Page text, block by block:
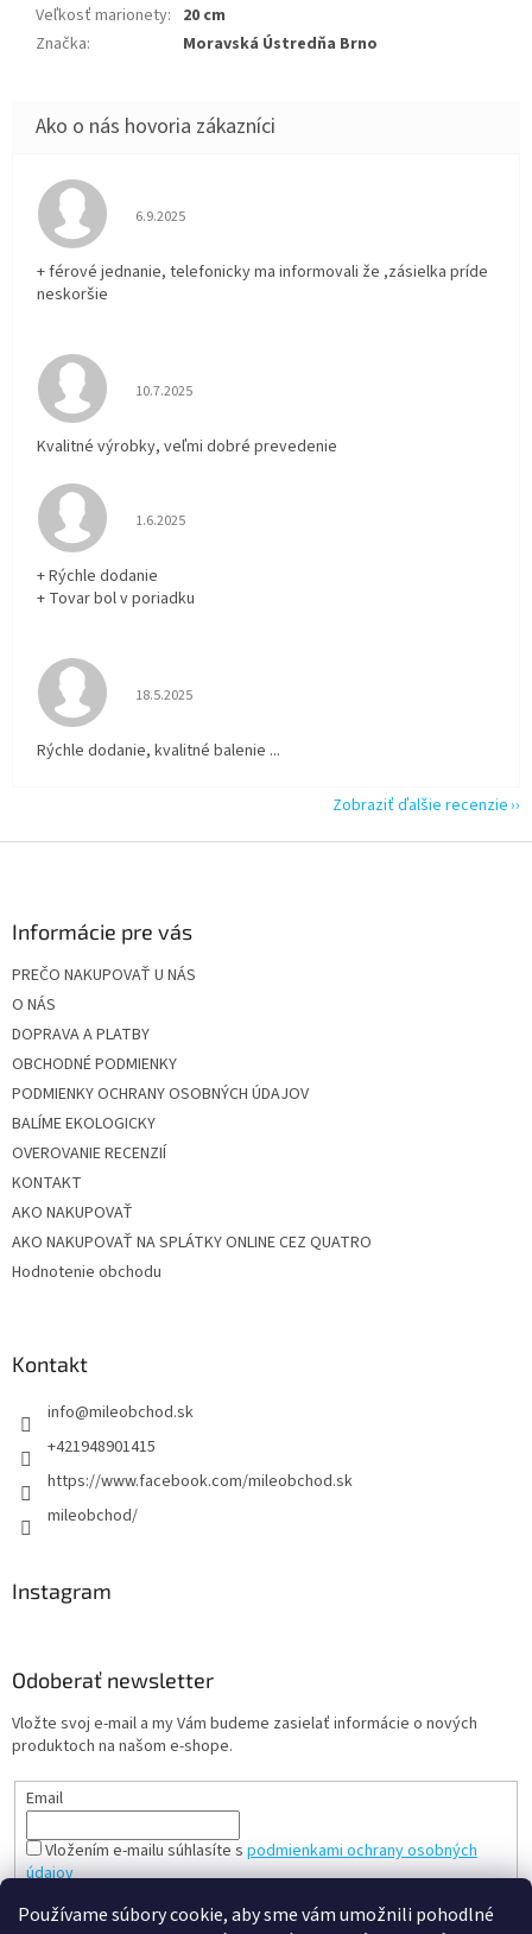
Používame súbory cookie, aby sme vám umožnili pohodlné
Veľkosť marionety: 20 cm
Značka: Moravská Ústredňa Brno
Hodnotenie obchodu je 5 z 5 hviezdičiek.
6.9.2025
+ férové jednanie, telefonicky ma informovali že ,zásielka príde
neskoršie
Hodnotenie obchodu je 5 z 5 hviezdičiek.
10.7.2025
Kvalitné výrobky, veľmi dobré prevedenie
Hodnotenie obchodu je 5 z 5 hviezdičiek.
1.6.2025
+ Rýchle dodanie
+ Tovar bol v poriadku
Hodnotenie obchodu je 5 z 5 hviezdičiek.
18.5.2025
Rýchle dodanie, kvalitné balenie ...
Zobraziť ďalšie recenzie
Informácie pre vás
PREČO NAKUPOVAŤ U NÁS
O NÁS
DOPRAVA A PLATBY
OBCHODNÉ PODMIENKY
PODMIENKY OCHRANY OSOBNÝCH ÚDAJOV
BALÍME EKOLOGICKY
OVEROVANIE RECENZIÍ
KONTAKT
AKO NAKUPOVAŤ
AKO NAKUPOVAŤ NA SPLÁTKY ONLINE CEZ QUATRO
Hodnotenie obchodu
Kontakt
info@mileobchod.sk
+421948901415
https://www.facebook.com/mileobchod.sk
mileobchod/
Instagram
Odoberať newsletter
Vložte svoj e-mail a my Vám budeme zasielať informácie o nových
produktoch na našom e-shope.
Email
Vložením e-mailu súhlasíte s podmienkami ochrany osobných
údajov
PRIHLÁSIŤ SA